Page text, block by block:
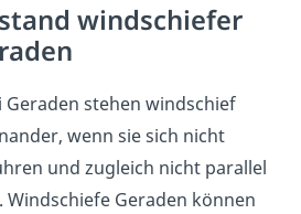
windschiefer
Geraden stehen windschief
wenn sie sich nicht
und zugleich nicht parallel
Windschiefe Geraden können